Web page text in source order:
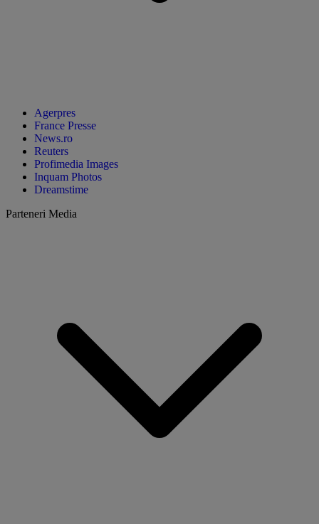
Agerpres
France Presse
News.ro
Reuters
Profimedia Images
Inquam Photos
Dreamstime
Parteneri Media